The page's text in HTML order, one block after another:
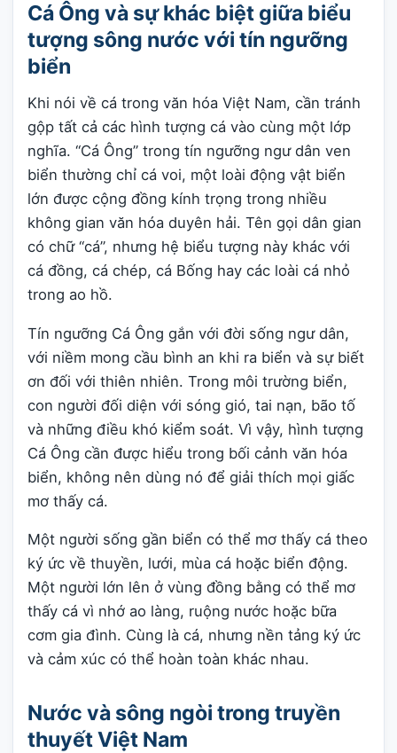
Cá Ông và sự khác biệt giữa biểu
tượng sông nước với tín ngưỡng
biển
Khi nói về cá trong văn hóa Việt Nam, cần tránh
gộp tất cả các hình tượng cá vào cùng một lớp
nghĩa. “Cá Ông” trong tín ngưỡng ngư dân ven
biển thường chỉ cá voi, một loài động vật biển
lớn được cộng đồng kính trọng trong nhiều
không gian văn hóa duyên hải. Tên gọi dân gian
có chữ “cá”, nhưng hệ biểu tượng này khác với
cá đồng, cá chép, cá Bống hay các loài cá nhỏ
trong ao hồ.
Tín ngưỡng Cá Ông gắn với đời sống ngư dân,
với niềm mong cầu bình an khi ra biển và sự biết
ơn đối với thiên nhiên. Trong môi trường biển,
con người đối diện với sóng gió, tai nạn, bão tố
và những điều khó kiểm soát. Vì vậy, hình tượng
Cá Ông cần được hiểu trong bối cảnh văn hóa
biển, không nên dùng nó để giải thích mọi giấc
mơ thấy cá.
Một người sống gần biển có thể mơ thấy cá theo
ký ức về thuyền, lưới, mùa cá hoặc biển động.
Một người lớn lên ở vùng đồng bằng có thể mơ
thấy cá vì nhớ ao làng, ruộng nước hoặc bữa
cơm gia đình. Cùng là cá, nhưng nền tảng ký ức
và cảm xúc có thể hoàn toàn khác nhau.
Nước và sông ngòi trong truyền
thuyết Việt Nam